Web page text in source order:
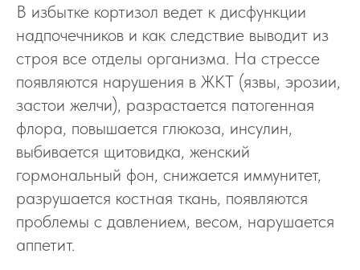
В избытке кортизол ведет к дисфункции
надпочечников и как следствие выводит из
строя все отделы организма. На стрессе
появляются нарушения в ЖКТ (язвы, эрозии,
застои желчи), разрастается патогенная
флора, повышается глюкоза, инсулин,
выбивается щитовидка, женский
гормональный фон, снижается иммунитет,
разрушается костная ткань, появляются
проблемы с давлением, весом, нарушается
аппетит.